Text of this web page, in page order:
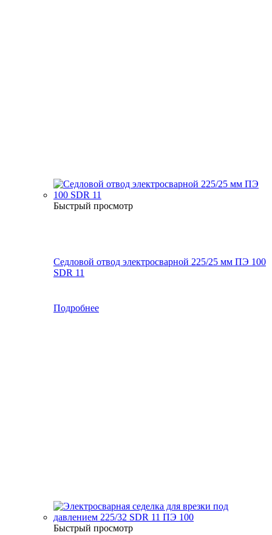
Быстрый просмотр
Седловой отвод электросварной 225/25 мм ПЭ 100
SDR 11
Подробнее
Быстрый просмотр